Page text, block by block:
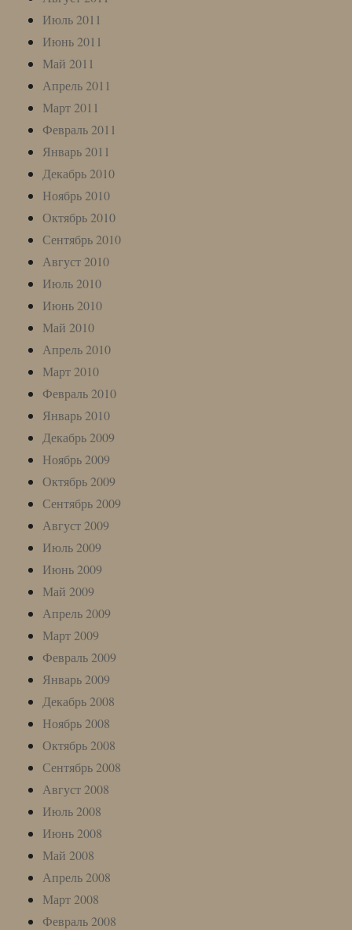
Июль 2011
Июнь 2011
Май 2011
Апрель 2011
Март 2011
Февраль 2011
Январь 2011
Декабрь 2010
Ноябрь 2010
Октябрь 2010
Сентябрь 2010
Август 2010
Июль 2010
Июнь 2010
Май 2010
Апрель 2010
Март 2010
Февраль 2010
Январь 2010
Декабрь 2009
Ноябрь 2009
Октябрь 2009
Сентябрь 2009
Август 2009
Июль 2009
Июнь 2009
Май 2009
Апрель 2009
Март 2009
Февраль 2009
Январь 2009
Декабрь 2008
Ноябрь 2008
Октябрь 2008
Сентябрь 2008
Август 2008
Июль 2008
Июнь 2008
Май 2008
Апрель 2008
Март 2008
Февраль 2008